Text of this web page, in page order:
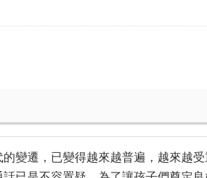
變遷，已變得越來越普遍，越來越